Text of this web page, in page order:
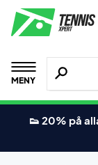
MENY
Sök
👟 20% på